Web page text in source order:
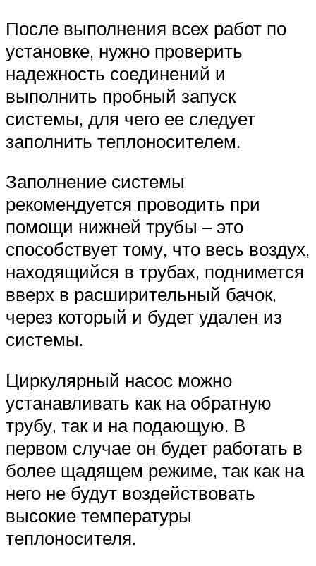
После выполнения всех работ по
установке, нужно проверить
надежность соединений и
выполнить пробный запуск
системы, для чего ее следует
заполнить теплоносителем.
Заполнение системы
рекомендуется проводить при
помощи нижней трубы – это
способствует тому, что весь воздух,
находящийся в трубах, поднимется
вверх в расширительный бачок,
через который и будет удален из
системы.
Циркулярный насос можно
устанавливать как на обратную
трубу, так и на подающую. В
первом случае он будет работать в
более щадящем режиме, так как на
него не будут воздействовать
высокие температуры
теплоносителя.